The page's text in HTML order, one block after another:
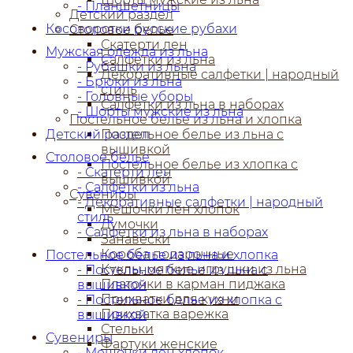
Детский раздел
Столовое белье
Скатерти лен
Салфетки из льна
Декоративные салфетки | народный
стиль
Салфетки из льна в наборах
Постельное белье из льна и хлопка
Постельное белье из льна с
вышивкой
Постельное белье из хлопка с
вышивкой
Сувениры
Мешочки лен хлопок
Думочки
Занавески
Короба подарочные
Куклы, мягкие игрушки из льна
Платочки в карман пиджака
Прихватки для кухни
Прихватка варежка
Стельки
Фартуки женские
- Планшетницы
Косоворотки русские рубахи
Мужская одежда из льна
- Рубашки из льна
- Брюки из льна
- Головные уборы
- Шорты мужские из льна
Детский раздел
Столовое белье
- Скатерти лен
- Салфетки из льна
- Декоративные салфетки | народный
стиль
- Салфетки из льна в наборах
Постельное белье из льна и хлопка
- Постельное белье из льна с
вышивкой
- Постельное белье из хлопка с
вышивкой
Сувениры